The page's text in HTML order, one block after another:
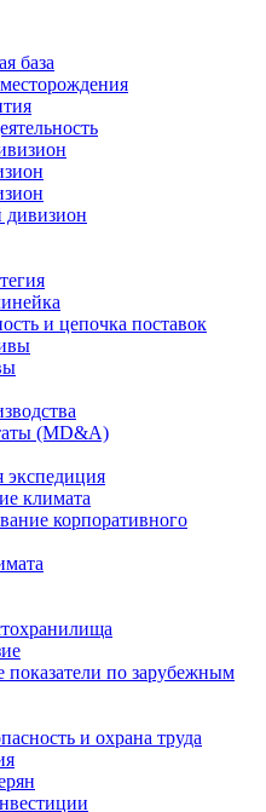
база
дивизион
и цепочка поставок
(MD&A)
экспедиция
климата
корпоративного
показатели по зарубежным
и охрана труда